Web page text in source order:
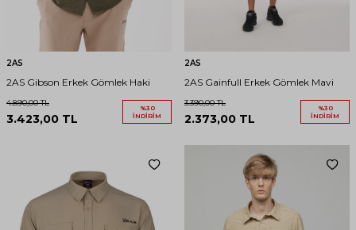
2AS
2AS Gibson Erkek Gömlek Haki
4.890,00TL
3.423,00 TL
%30
İNDIRIM
2AS
2AS Gainfull Erkek Gömlek Mavi
3.390,00TL
2.373,00 TL
%30
İNDIRIM